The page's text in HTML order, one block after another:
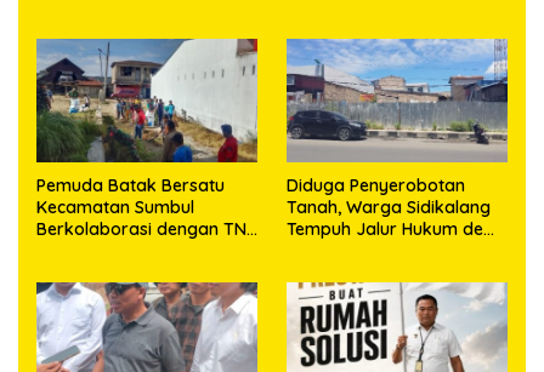
Tempuh Jalur Hukum
Pemuda Batak Bersatu
Kecamatan Sumbul
Berkolaborasi dengan TNI
023/KS dan HUT Ke-81
Kemerdekaan RI
Diduga Penyerobotan
Tanah, Warga Sidikalang
Tempuh Jalur Hukum demi